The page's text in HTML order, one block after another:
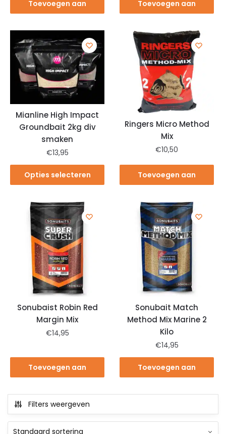
Toevoegen aan
Toevoegen aan
Mianline High Impact
Groundbait 2kg div
smaken
€13,95
Opties selecteren
Ringers Micro Method
Mix
€10,50
Toevoegen aan
Sonubaist Robin Red
Margin Mix
€14,95
Toevoegen aan
Sonubait Match
Method Mix Marine 2
Kilo
€14,95
Toevoegen aan
Filters weergeven